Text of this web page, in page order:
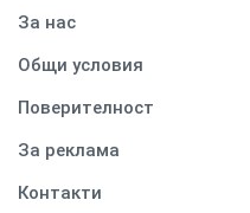
За нас
Общи условия
Поверителност
За реклама
Контакти